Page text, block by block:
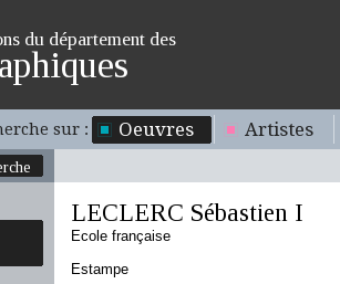
du département des
sur : Oeuvres Artistes
LECLERC Sébastien I
Ecole française
Estampe